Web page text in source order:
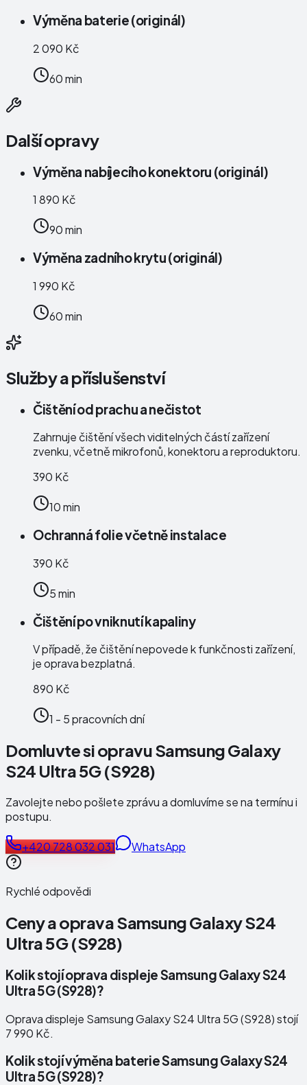
Výměna baterie (originál)
2 090 Kč
60 min
Další opravy
Výměna nabíjecího konektoru (originál)
1 890 Kč
90 min
Výměna zadního krytu (originál)
1 990 Kč
60 min
Služby a příslušenství
Čištění od prachu a nečistot
Zahrnuje čištění všech viditelných částí zařízení
zvenku, včetně mikrofonů, konektoru a reproduktoru.
390 Kč
10 min
Ochranná folie včetně instalace
390 Kč
5 min
Čištění po vniknutí kapaliny
V případě, že čištění nepovede k funkčnosti zařízení,
je oprava bezplatná.
890 Kč
1 - 5 pracovních dní
Domluvte si opravu Samsung Galaxy
S24 Ultra 5G (S928)
Zavolejte nebo pošlete zprávu a domluvíme se na termínu i
postupu.
+420 728 032 031 WhatsApp
Rychlé odpovědi
Ceny a opravaSamsung Galaxy S24
Ultra 5G (S928)
Kolik stojí oprava displeje Samsung Galaxy S24
Ultra 5G (S928)?
Oprava displeje Samsung Galaxy S24 Ultra 5G (S928) stojí
7 990 Kč.
Kolik stojí výměna baterie Samsung Galaxy S24
Ultra 5G (S928)?